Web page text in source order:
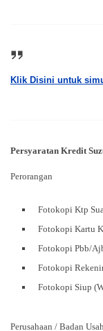
Klik Disini untuk
Persyaratan Kredit
Perorangan
Fotokopi Ktp
Fotokopi Kartu
Fotokopi Pbb/
Fotokopi
Fotokopi Siup
Perusahaan / Badan